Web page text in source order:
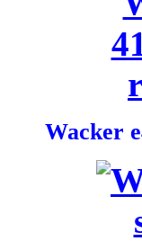
Wacker